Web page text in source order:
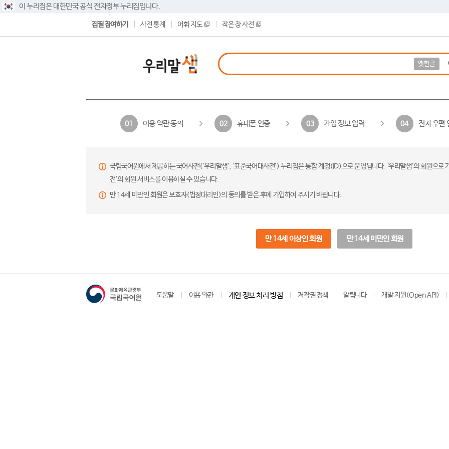
이 누리집은 대한민국 공식 전자정부 누리집입니다.
집필 참여하기 사전 통계 어휘 지도 작은 창 사전
옛한글
01 이용 약관 동의 02 휴대폰 인증 03 가입 정보 입력 04 전자 우편
국립국어원에서 제공하는 국어사전(‘우리말샘’, ‘표준국어대사전’) 누리집은 통합 계정(ID)으로 운영됩니다. ‘우리말샘’의 회원으
전’의 회원 서비스를 이용하실 수 있습니다.
만 14세 미만인 회원은 보호자(법정대리인)의 동의를 받은 후에 가입하여 주시기 바랍니다.
만 14세 이상인 회원 만 14세 미만인 회원
도움말 이용 약관 개인 정보 처리 방침 저작권 정책 알립니다 개발 지원(Open API)